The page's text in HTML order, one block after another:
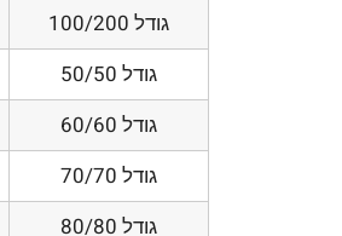
גודל 100/200
גודל 50/50
גודל 60/60
גודל 70/70
גודל 80/80